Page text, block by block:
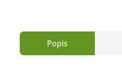
Popis